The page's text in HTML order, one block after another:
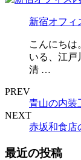
新宿オフィ
こんにちは
いる、江戸
清 …
PREV
青山の内装
NEXT
赤坂和食店
最近の投稿